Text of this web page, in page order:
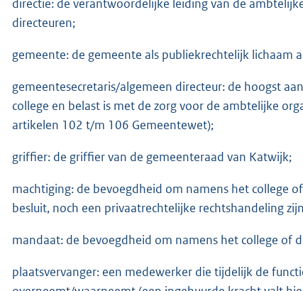
directie: de verantwoordelijke leiding van de
directeuren;
gemeente: de gemeente als publiekrechtelijk lichaam
gemeentesecretaris/algemeen directeur: de hoogst
college en belast is met de zorg voor de ambtelijke
artikelen 102 t/m 106 Gemeentewet);
griffier: de griffier van de gemeenteraad van Katwijk;
machtiging: de bevoegdheid om namens het college
besluit, noch een privaatrechtelijke rechtshandeling
mandaat: de bevoegdheid om namens het college of
plaatsvervanger: een medewerker die tijdelijk de